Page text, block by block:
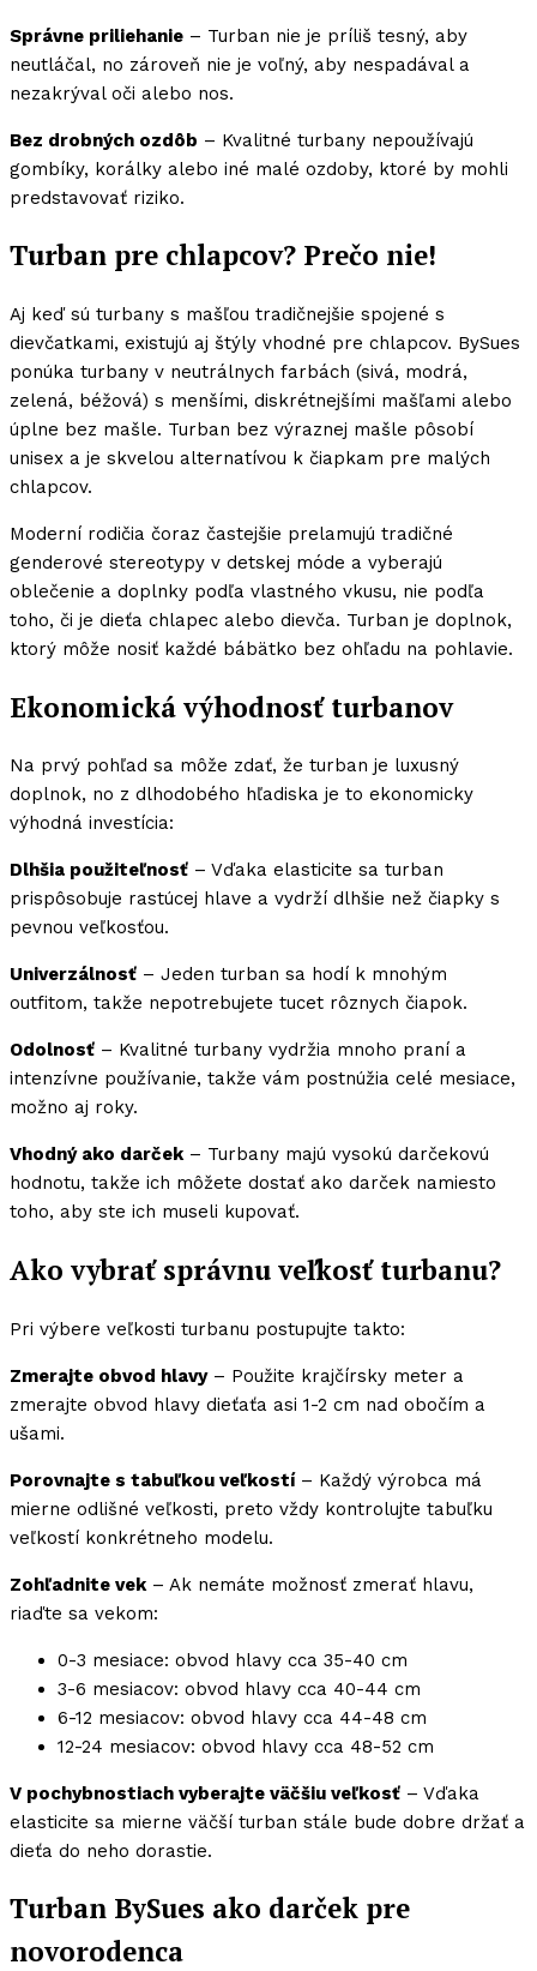
Správne priliehanie – Turban nie je príliš tesný, aby
neutláčal, no zároveň nie je voľný, aby nespadával a
nezakrýval oči alebo nos.
Bez drobných ozdôb – Kvalitné turbany nepoužívajú
gombíky, korálky alebo iné malé ozdoby, ktoré by mohli
predstavovať riziko.
Turban pre chlapcov? Prečo nie!
Aj keď sú turbany s mašľou tradičnejšie spojené s
dievčatkami, existujú aj štýly vhodné pre chlapcov. BySues
ponúka turbany v neutrálnych farbách (sivá, modrá,
zelená, béžová) s menšími, diskrétnejšími mašľami alebo
úplne bez mašle. Turban bez výraznej mašle pôsobí
unisex a je skvelou alternatívou k čiapkam pre malých
chlapcov.
Moderní rodičia čoraz častejšie prelamujú tradičné
genderové stereotypy v detskej móde a vyberajú
oblečenie a doplnky podľa vlastného vkusu, nie podľa
toho, či je dieťa chlapec alebo dievča. Turban je doplnok,
ktorý môže nosiť každé bábätko bez ohľadu na pohlavie.
Ekonomická výhodnosť turbanov
Na prvý pohľad sa môže zdať, že turban je luxusný
doplnok, no z dlhodobého hľadiska je to ekonomicky
výhodná investícia:
Dlhšia použiteľnosť – Vďaka elasticite sa turban
prispôsobuje rastúcej hlave a vydrží dlhšie než čiapky s
pevnou veľkosťou.
Univerzálnosť – Jeden turban sa hodí k mnohým
outfitom, takže nepotrebujete tucet rôznych čiapok.
Odolnosť – Kvalitné turbany vydržia mnoho praní a
intenzívne používanie, takže vám postnúžia celé mesiace,
možno aj roky.
Vhodný ako darček– Turbany majú vysokú darčekovú
hodnotu, takže ich môžete dostať ako darček namiesto
toho, aby ste ich museli kupovať.
Ako vybrať správnu veľkosť turbanu?
Pri výbere veľkosti turbanu postupujte takto:
Zmerajte obvod hlavy– Použite krajčírsky meter a
zmerajte obvod hlavy dieťaťa asi 1-2 cm nad obočím a
ušami.
Porovnajte s tabuľkou veľkostí– Každý výrobca má
mierne odlišné veľkosti, preto vždy kontrolujte tabuľku
veľkostí konkrétneho modelu.
Zohľadnite vek – Ak nemáte možnosť zmerať hlavu,
riaďte sa vekom:
0-3 mesiace: obvod hlavy cca 35-40 cm
3-6 mesiacov: obvod hlavy cca 40-44 cm
6-12 mesiacov: obvod hlavy cca 44-48 cm
12-24 mesiacov: obvod hlavy cca 48-52 cm
V pochybnostiach vyberajte väčšiu veľkosť – Vďaka
elasticite sa mierne väčší turban stále bude dobre držať a
dieťa do neho dorastie.
Turban BySues ako darček pre
novorodenca